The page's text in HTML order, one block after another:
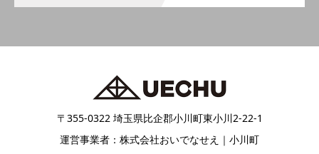
〒355-0322 埼玉県比企郡小川町東小川2-22-1
運営事業者：株式会社おいでなせえ｜小川町